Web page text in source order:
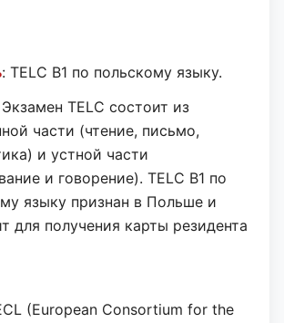
: TELC B1 по польскому языку.
Экзамен TELC состоит из
части (чтение, письмо,
и устной части
и говорение). TELC B1 по
языку признан в Польше и
для получения карты резидента
(European Consortium for the